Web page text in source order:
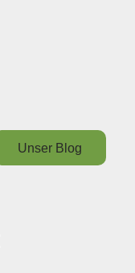
Unser Blog